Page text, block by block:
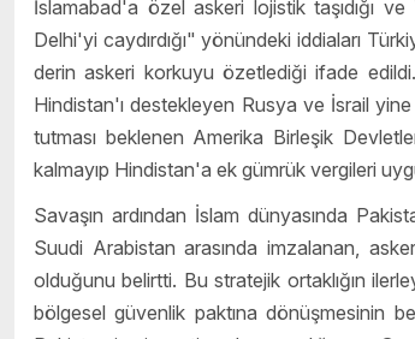
İslamabad'a özel askeri lojistik taşıdığı
Delhi'yi caydırdığı" yönündeki iddiaları
derin askeri korkuyu özetlediği ifade
Hindistan'ı destekleyen Rusya ve İsrail
tutması beklenen Amerika Birleşik
kalmayıp Hindistan'a ek gümrük vergileri
Savaşın ardından İslam dünyasında
Suudi Arabistan arasında imzalanan,
olduğunu belirtti. Bu stratejik ortaklığın
bölgesel güvenlik paktına dönüşmesinin